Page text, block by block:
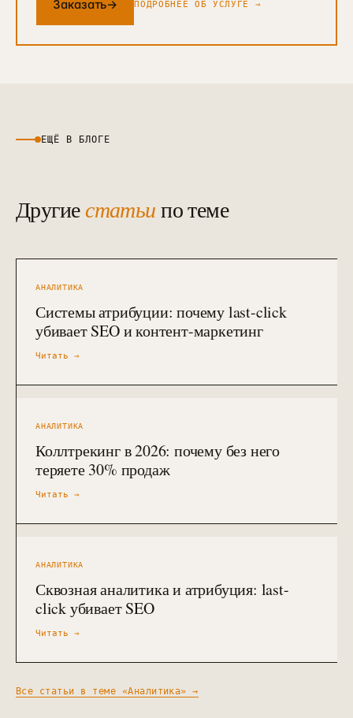
Заказать→ ПОДРОБНЕЕ ОБ УСЛУГЕ →
ЕЩЁ В БЛОГЕ
Другиестатьипо теме
АНАЛИТИКА
Системы атрибуции: почему last-click
убивает SEO и контент-маркетинг
Читать →
АНАЛИТИКА
Коллтрекинг в 2026: почему без него
теряете 30% продаж
Читать →
АНАЛИТИКА
Сквозная аналитика и атрибуция: last-
click убивает SEO
Читать →
Все статьи в теме «Аналитика» →